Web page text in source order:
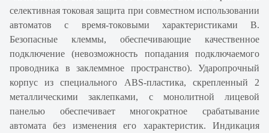
селективная токовая защита при совместном использовании
автоматов с время-токовыми характеристиками В.
Безопасные клеммы, обеспечивающие качественное
подключение (невозможность попадания подключаемого
проводника в заклеммное пространство). Ударопрочный
корпус из специального ABS-пластика, скрепленный 2
металлическими заклепками, с монолитной лицевой
панелью обеспечивает многократное срабатывание
автомата без изменения его характеристик. Индикация